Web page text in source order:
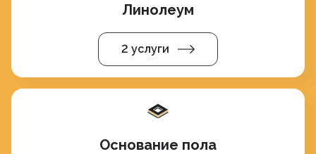
Линолеум
2 услуги
Основание пола